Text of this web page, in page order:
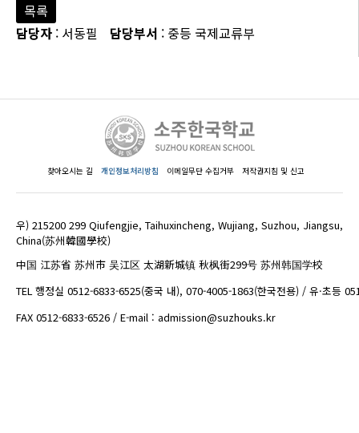
목록
담당자 : 서동필 담당부서 : 중등 국제교류부
찾아오시는 길 개인정보처리방침 이메일무단 수집거부 저작권지침 및 신고
우) 215200 299 Qiufengjie, Taihuxincheng, Wujiang, Suzhou, Jiangsu,
China(苏州韓國學校)
中国 江苏省 苏州市 吴江区 太湖新城镇 秋枫街299号 苏州韩国学校
TEL 행정실 0512-6833-6525(중국 내), 070-4005-1863(한국전용) / 유·초등
FAX 0512-6833-6526 / E-mail : admission@suzhouks.kr